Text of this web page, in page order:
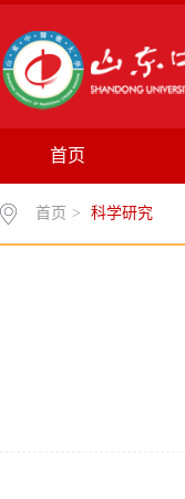
首页
首页 > 科学研究